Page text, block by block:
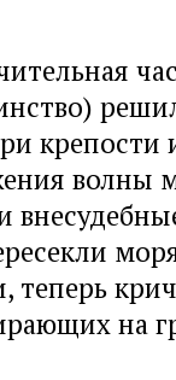
крепости
волны
теперь
на